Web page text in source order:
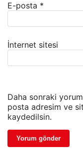
E-posta *
İnternet sitesi
Daha sonraki
posta adresim ve
kaydedilsin.